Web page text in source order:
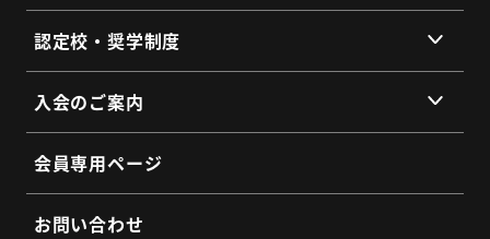
会員同士のネットワークづくり
SDGs宣言
提供サービス
サービス拠点
よくあるご質問
整備・メンテナンス依頼フォーム
認定校・奨学制度
認定校制度について
全国トラックネット企業紹介
よくあるご質問
認定制度に関するお問い合わせ
入会のご案内
入会の3つのメリット
会員インタビュー
よくあるご質問
会員専用ページ
お問い合わせ